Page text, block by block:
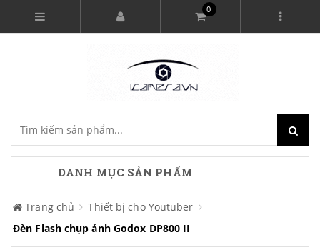
0
DANH MỤC SẢN PHẨM
Trang chủ
Thiết bị cho Youtuber
Đèn Flash chụp ảnh Godox DP800 II